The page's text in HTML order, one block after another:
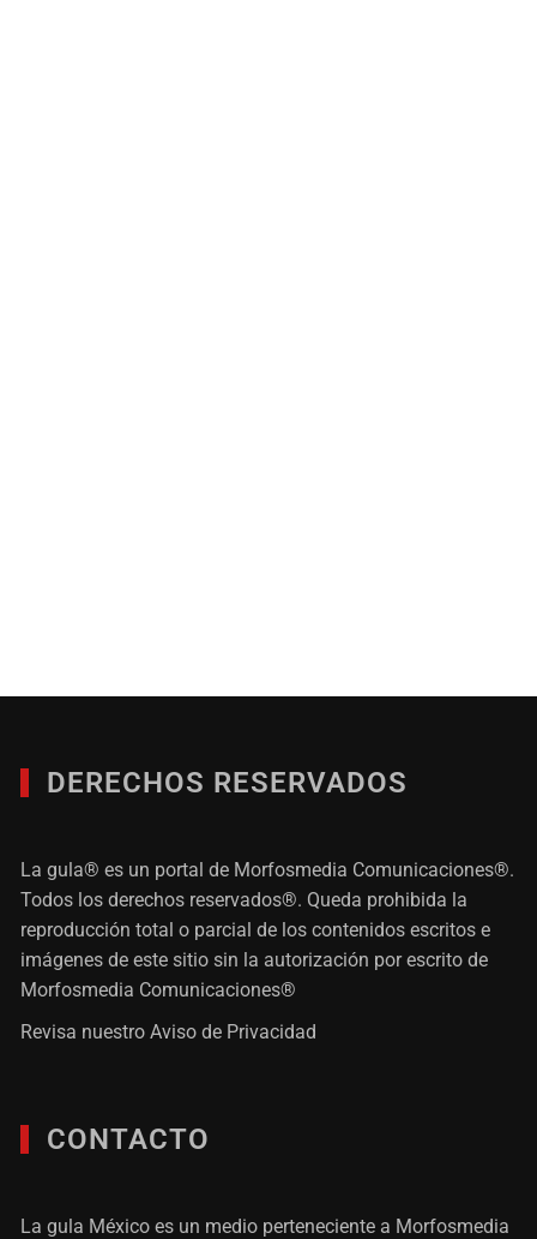
DERECHOS RESERVADOS
La gula® es un portal de Morfosmedia Comunicaciones®.
Todos los derechos reservados®. Queda prohibida la
reproducción total o parcial de los contenidos escritos e
imágenes de este sitio sin la autorización por escrito de
Morfosmedia Comunicaciones®
Revisa nuestroAviso de Privacidad
CONTACTO
La gula México es un medio perteneciente a Morfosmedia